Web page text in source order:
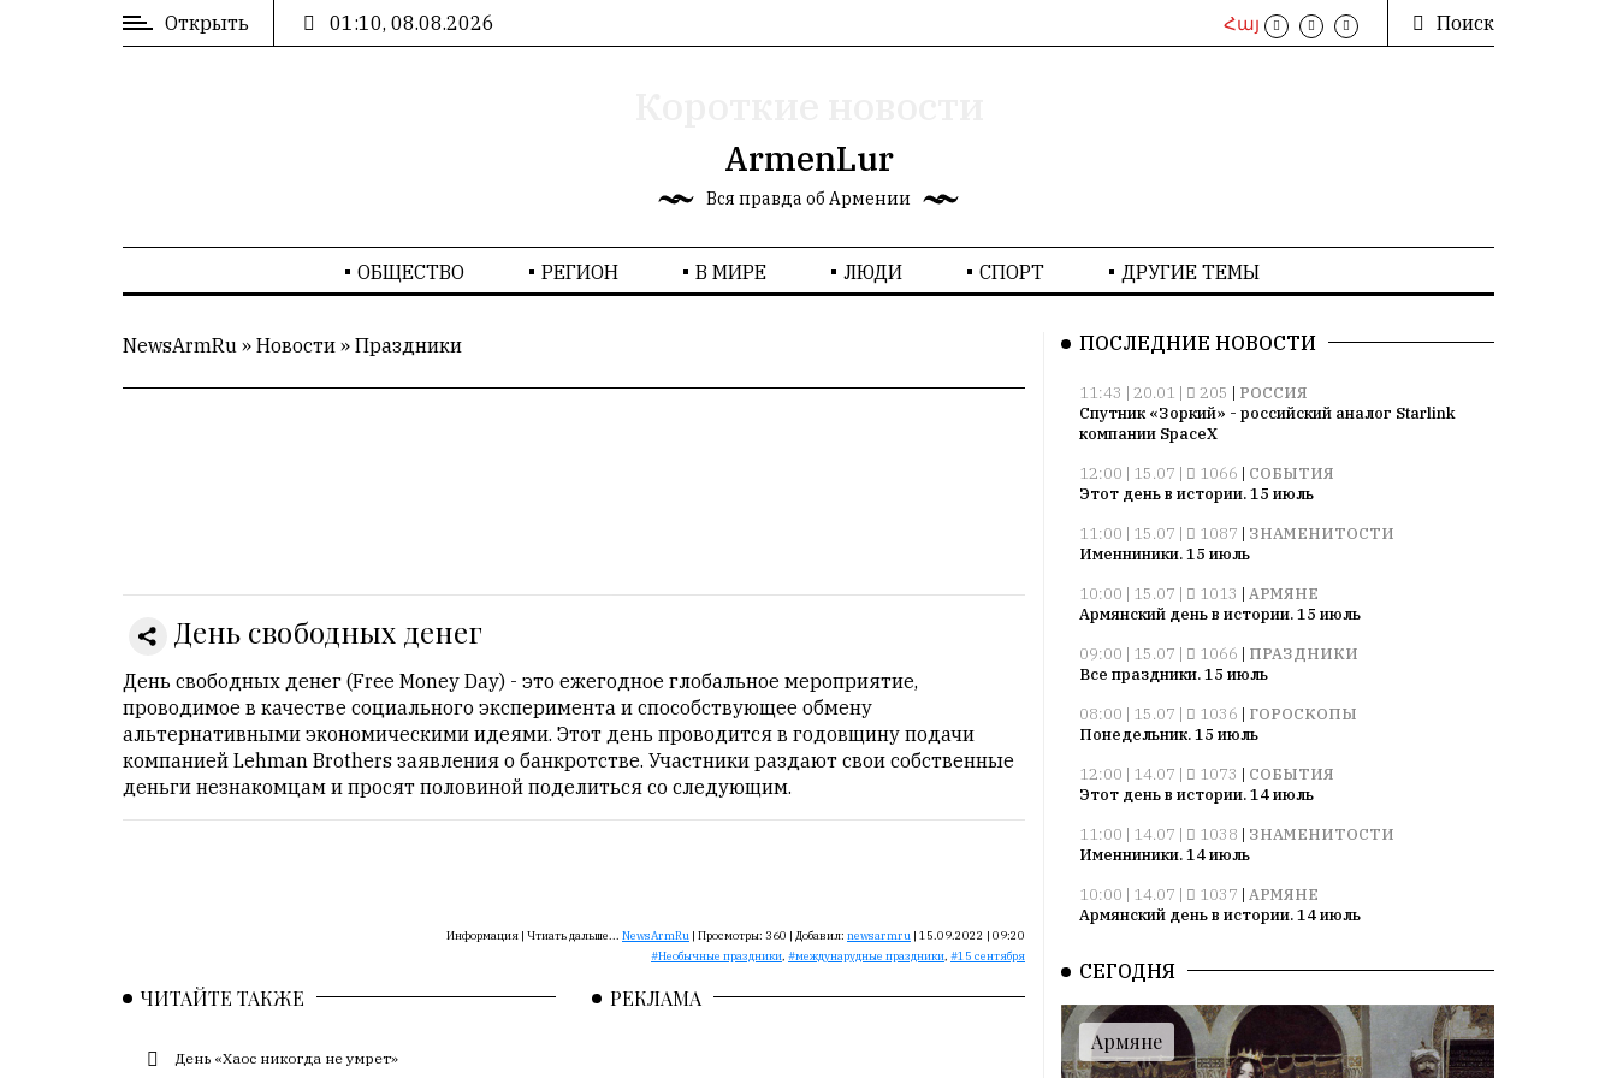
Пользователей:
мыслящих.
Открыть 01:10, 08.08.2026 Հայ Поиск
ArmenLur
Вся правда об Армении
ОБЩЕСТВО РЕГИОН В МИРЕ ЛЮДИ СПОРТ ДРУГИЕ ТЕМЫ
NewsArmRu » Новости » Праздники
День свободных денег
День свободных денег (Free Money Day) - это ежегодное глобальное мероприятие,
проводимое в качестве социального эксперимента и способствующее обмену
альтернативными экономическими идеями. Этот день проводится в годовщину подачи
компанией Lehman Brothers заявления о банкротстве. Участники раздают свои собственные
деньги незнакомцам и просят половиной поделиться со следующим.
Информация | Чтиать дальше... NewsArmRu | Просмотры: 360 | Добавил: newsarmru | 15.09.2022 | 09:20
Необычные праздники, междунарудные праздники, 15 сентября
ЧИТАЙТЕ ТАКЖЕ
День «Хаос никогда не умрет»
РЕКЛАМА
ПОСЛЕДНИЕ НОВОСТИ
11:43 | 20.01 | 205 | РОССИЯ
Спутник «Зоркий» - российский аналог Starlink
компании SpaceX
12:00 | 15.07 |
1066 | СОБЫТИЯ
Этот день в истории. 15 июль
11:00 | 15.07 |
1087 | ЗНАМЕНИТОСТИ
Именниники. 15 июль
10:00 | 15.07 |
1013 | АРМЯНЕ
Армянский день в истории. 15 июль
09:00 | 15.07 |
1066 | ПРАЗДНИКИ
Все праздники. 15 июль
08:00 | 15.07 |
1036 | ГОРОСКОПЫ
Понедельник. 15 июль
12:00 | 14.07 |
1073 | СОБЫТИЯ
Этот день в истории. 14 июль
11:00 | 14.07 |
1038 | ЗНАМЕНИТОСТИ
Именниники. 14 июль
10:00 | 14.07 |
1037 | АРМЯНЕ
Армянский день в истории. 14 июль
Все праздники. 14 июль
08:00 | 14.07 | 1057|ГОРОСКОПЫ
Воскресенье. 14 июль
СЕГОДНЯ
Армяне